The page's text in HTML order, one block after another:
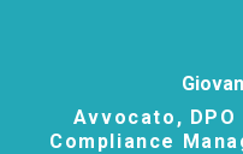
Avvocato,
Compliance